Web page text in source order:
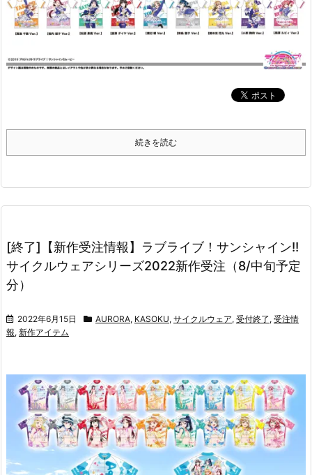
続きを読む
[終了]【新作受注情報】ラブライブ！サンシャイン!!
サイクルウェアシリーズ2022新作受注（8/中旬予定
分）
2022年6月15日 AURORA, KASOKU, サイクルウェア, 受付終了 , 受注情
報, 新作アイテム